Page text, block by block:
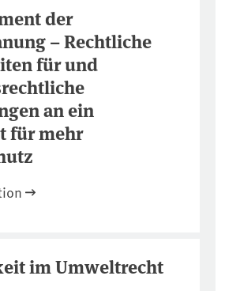
der
– Rechtliche
für und
an ein
für mehr
im Umweltrecht